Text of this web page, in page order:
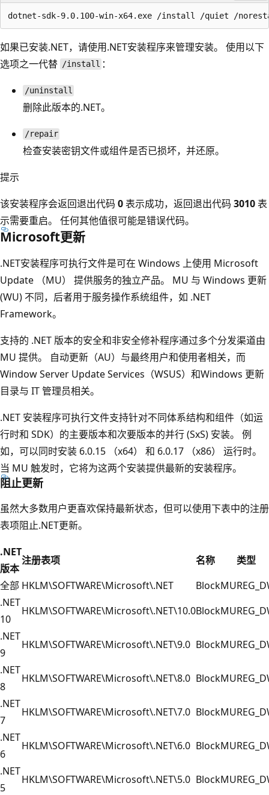
如果已安装.NET，请使用.NET安装程序来管理安装。 使用以下
选项之一代替 /install ：
/uninstall
删除此版本的.NET。
/repair
检查安装密钥文件或组件是否已损坏，并还原。
提示
该安装程序会返回退出代码 0表示成功，返回退出代码 3010表
示需要重启。 任何其他值很可能是错误代码。
Microsoft更新
.NET安装程序可执行文件是可在 Windows 上使用 Microsoft
Update （MU） 提供服务的独立产品。 MU 与 Windows 更新
(WU) 不同，后者用于服务操作系统组件，如 .NET
Framework。
支持的 .NET 版本的安全和非安全修补程序通过多个分发渠道由
MU 提供。 自动更新（AU）与最终用户和使用者相关，而
Window Server Update Services（WSUS）和Windows 更新
目录与 IT 管理员相关。
.NET 安装程序可执行文件支持针对不同体系结构和组件（如运
行时和 SDK）的主要版本和次要版本的并行 (SxS) 安装。 例
如，可以同时安装 6.0.15 （x64） 和 6.0.17 （x86） 运行时。
当 MU 触发时，它将为这两个安装提供最新的安装程序。
阻止更新
虽然大多数用户更喜欢保持最新状态，但可以使用下表中的注册
表项阻止.NET更新。
.NET
版本
注册表项 名称
类型
全部 HKLM\SOFTWARE\Microsoft\.NET BlockMU
.NET
10
HKLM\SOFTWARE\Microsoft\.NET\10.0BlockMU
.NET
9
HKLM\SOFTWARE\Microsoft\.NET\9.0 BlockMU
.NET
8
HKLM\SOFTWARE\Microsoft\.NET\8.0 BlockMU
.NET
7
HKLM\SOFTWARE\Microsoft\.NET\7.0 BlockMU
.NET
6
HKLM\SOFTWARE\Microsoft\.NET\6.0 BlockMU
.NET
5
HKLM\SOFTWARE\Microsoft\.NET\5.0 BlockMU